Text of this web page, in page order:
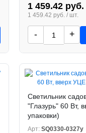
1 459.42 руб.
1 459.42 руб. / шт.
- +
Светильник
"Глазурь" 60 Вт,
упаковки)
Арт: SQ0330-0327у